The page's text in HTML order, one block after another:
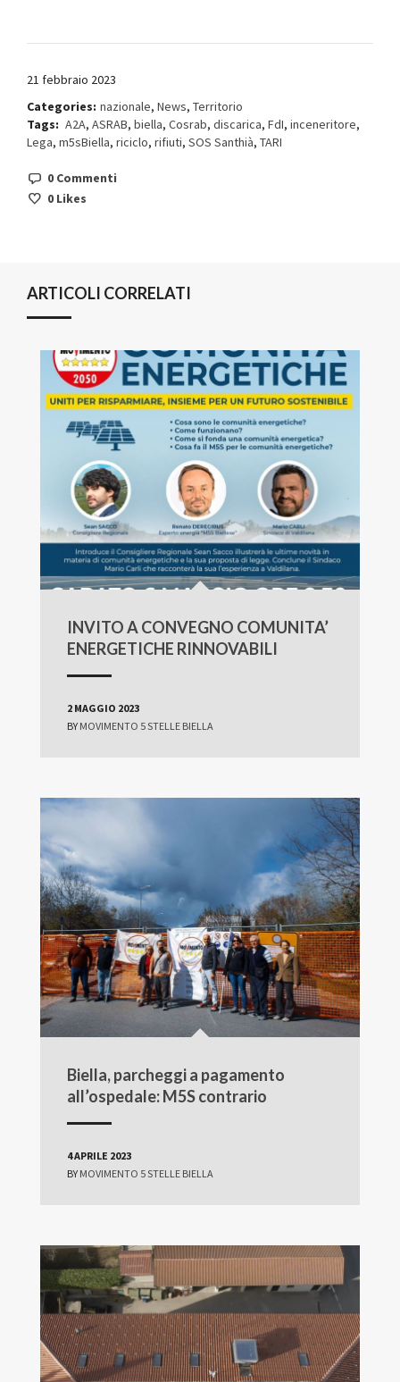
21 febbraio 2023
Categories: nazionale, News, Territorio
Tags: A2A, ASRAB, biella, Cosrab, discarica, FdI, inceneritore,
Lega, m5sBiella, riciclo, rifiuti, SOS Santhià, TARI
0 Commenti
0 Likes
ARTICOLI CORRELATI
INVITO A CONVEGNO COMUNITA’
ENERGETICHE RINNOVABILI
2 MAGGIO 2023
BY MOVIMENTO 5 STELLE BIELLA
Biella, parcheggi a pagamento
all’ospedale: M5S contrario
4 APRILE 2023
BY MOVIMENTO 5 STELLE BIELLA